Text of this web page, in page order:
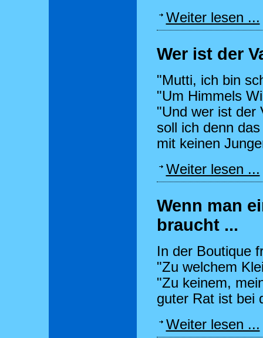
Weiter lesen ...
Wer ist der
"Mutti, ich bin
"Um Himmels
"Und wer ist der
soll ich denn
mit keinen
Weiter lesen ...
Wenn man
braucht ...
In der Boutique
"Zu welchem
"Zu keinem,
guter Rat ist bei
Weiter lesen ...